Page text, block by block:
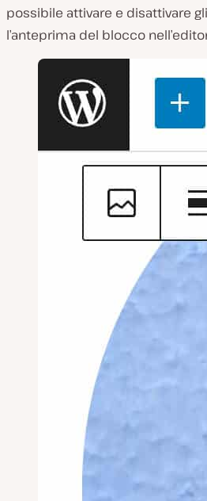
possibile attivare e disattivare
l’anteprima del blocco